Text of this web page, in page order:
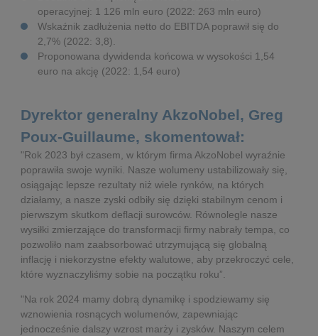
operacyjnej: 1 126 mln euro (2022: 263 mln euro)
Wskaźnik zadłużenia netto do EBITDA poprawił się do
2,7% (2022: 3,8).
Proponowana dywidenda końcowa w wysokości 1,54
euro na akcję (2022: 1,54 euro)
Dyrektor generalny AkzoNobel, Greg
Poux-Guillaume, skomentował:
"Rok 2023 był czasem, w którym firma AkzoNobel wyraźnie
poprawiła swoje wyniki. Nasze wolumeny ustabilizowały się,
osiągając lepsze rezultaty niż wiele rynków, na których
działamy, a nasze zyski odbiły się dzięki stabilnym cenom i
pierwszym skutkom deflacji surowców. Równolegle nasze
wysiłki zmierzające do transformacji firmy nabrały tempa, co
pozwoliło nam zaabsorbować utrzymującą się globalną
inflację i niekorzystne efekty walutowe, aby przekroczyć cele,
które wyznaczyliśmy sobie na początku roku”.
"Na rok 2024 mamy dobrą dynamikę i spodziewamy się
wznowienia rosnących wolumenów, zapewniając
jednocześnie dalszy wzrost marży i zysków. Naszym celem